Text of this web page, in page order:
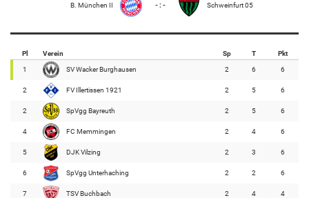
B. München II - : - Schweinfurt 05
Pl Verein Sp T Pkt
1 SV Wacker Burghausen 2 6 6
2 FV Illertissen 1921 2 5 6
2 SpVgg Bayreuth 2 5 6
4 FC Memmingen 2 4 6
5 DJK Vilzing 2 3 6
6 SpVgg Unterhaching 2 2 6
7 TSV Buchbach 2 4 4